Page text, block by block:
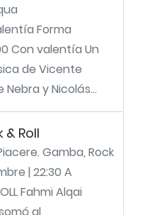
Forma
Con valentía Un
de Vicente
y Nicolás...
& Roll
Gamba, Rock
| 22:30 A
Fahmi Alqai